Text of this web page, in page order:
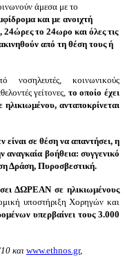
άμεσα με το
και με ανοιχτή
, 24ώρες το 24ωρο και όλες τις
από τη θέση τους ή
νοσηλευτές, κοινωνικούς
γείτονες, το οποίο έχει
ανταποκρίνεται
σε θέση να απαντήσει, η
αναγκαία βοήθεια: συγγενικό
Δράση, Πυροσβεστική.
ΔΩΡΕΑΝ σε ηλικιωμένους
υποστήριξη Χορηγών και
υπερβαίνει τους 3.000
και www.ethnos.gr,